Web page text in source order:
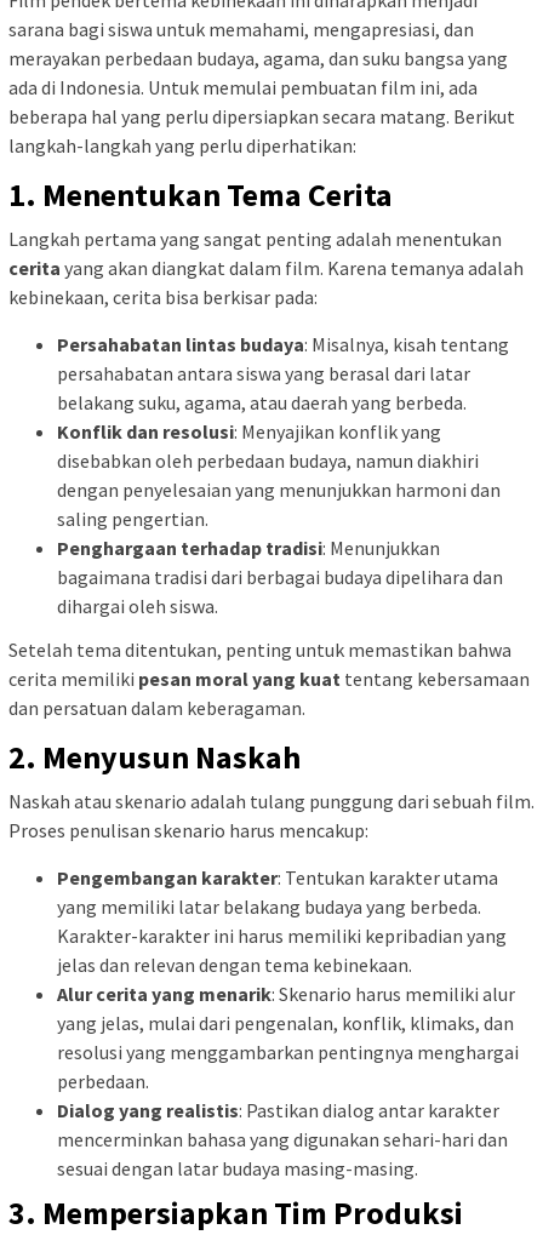
sarana bagi siswa untuk memahami, mengapresiasi, dan
merayakan perbedaan budaya, agama, dan suku bangsa yang
ada di Indonesia. Untuk memulai pembuatan film ini, ada
beberapa hal yang perlu dipersiapkan secara matang. Berikut
langkah-langkah yang perlu diperhatikan:
1. Menentukan Tema Cerita
Langkah pertama yang sangat penting adalah menentukan
cerita yang akan diangkat dalam film. Karena temanya adalah
kebinekaan, cerita bisa berkisar pada:
Persahabatan lintas budaya: Misalnya, kisah tentang
persahabatan antara siswa yang berasal dari latar
belakang suku, agama, atau daerah yang berbeda.
Konflik dan resolusi: Menyajikan konflik yang
disebabkan oleh perbedaan budaya, namun diakhiri
dengan penyelesaian yang menunjukkan harmoni dan
saling pengertian.
Penghargaan terhadap tradisi: Menunjukkan
bagaimana tradisi dari berbagai budaya dipelihara dan
dihargai oleh siswa.
Setelah tema ditentukan, penting untuk memastikan bahwa
cerita memiliki pesan moral yang kuat tentang kebersamaan
dan persatuan dalam keberagaman.
2. Menyusun Naskah
Naskah atau skenario adalah tulang punggung dari sebuah film.
Proses penulisan skenario harus mencakup:
Pengembangan karakter: Tentukan karakter utama
yang memiliki latar belakang budaya yang berbeda.
Karakter-karakter ini harus memiliki kepribadian yang
jelas dan relevan dengan tema kebinekaan.
Alur cerita yang menarik: Skenario harus memiliki alur
yang jelas, mulai dari pengenalan, konflik, klimaks, dan
resolusi yang menggambarkan pentingnya menghargai
perbedaan.
Dialog yang realistis: Pastikan dialog antar karakter
mencerminkan bahasa yang digunakan sehari-hari dan
sesuai dengan latar budaya masing-masing.
3. Mempersiapkan Tim Produksi